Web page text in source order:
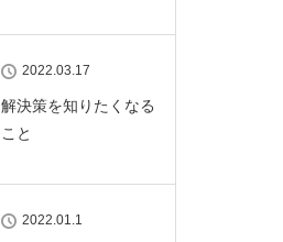
2022.03.17
解決策を知りたくなる
こと
2022.01.1